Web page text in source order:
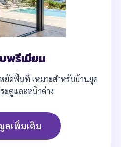
พรีเมียม
ยัดพื้นที่ เหมาะสำหรับบ้านยุค
ะตูและหน้าต่าง
ลเพิ่มเติม